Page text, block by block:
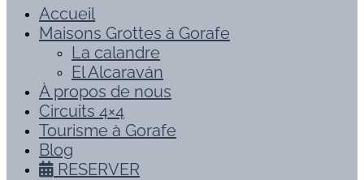
Accueil
Maisons Grottes à Gorafe
La calandre
El Alcaraván
À propos de nous
Circuits 4×4
Tourisme à Gorafe
Blog
RESERVER